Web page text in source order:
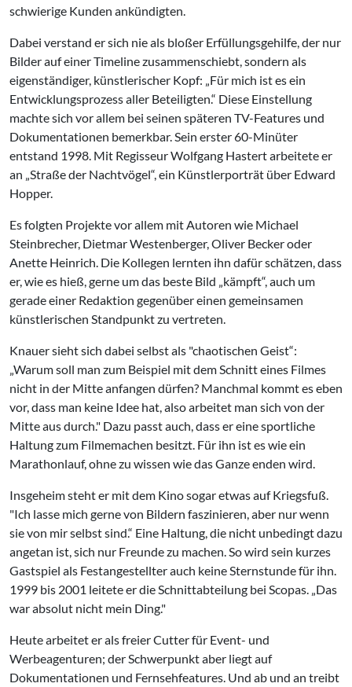
schwierige Kunden ankündigten.
Dabei verstand er sich nie als bloßer Erfüllungsgehilfe, der nur
Bilder auf einer Timeline zusammenschiebt, sondern als
eigenständiger, künstlerischer Kopf: „Für mich ist es ein
Entwicklungsprozess aller Beteiligten.“ Diese Einstellung
machte sich vor allem bei seinen späteren TV-Features und
Dokumentationen bemerkbar. Sein erster 60-Minüter
entstand 1998. Mit Regisseur Wolfgang Hastert arbeitete er
an „Straße der Nachtvögel“, ein Künstlerporträt über Edward
Hopper.
Es folgten Projekte vor allem mit Autoren wie Michael
Steinbrecher, Dietmar Westenberger, Oliver Becker oder
Anette Heinrich. Die Kollegen lernten ihn dafür schätzen, dass
er, wie es hieß, gerne um das beste Bild „kämpft“, auch um
gerade einer Redaktion gegenüber einen gemeinsamen
künstlerischen Standpunkt zu vertreten.
Knauer sieht sich dabei selbst als "chaotischen Geist“:
„Warum soll man zum Beispiel mit dem Schnitt eines Filmes
nicht in der Mitte anfangen dürfen? Manchmal kommt es eben
vor, dass man keine Idee hat, also arbeitet man sich von der
Mitte aus durch." Dazu passt auch, dass er eine sportliche
Haltung zum Filmemachen besitzt. Für ihn ist es wie ein
Marathonlauf, ohne zu wissen wie das Ganze enden wird.
Insgeheim steht er mit dem Kino sogar etwas auf Kriegsfuß.
"Ich lasse mich gerne von Bildern faszinieren, aber nur wenn
sie von mir selbst sind.“ Eine Haltung, die nicht unbedingt dazu
angetan ist, sich nur Freunde zu machen. So wird sein kurzes
Gastspiel als Festangestellter auch keine Sternstunde für ihn.
1999 bis 2001 leitete er die Schnittabteilung bei Scopas. „Das
war absolut nicht mein Ding."
Heute arbeitet er als freier Cutter für Event- und
Werbeagenturen; der Schwerpunkt aber liegt auf
Dokumentationen und Fernsehfeatures. Und ab und an treibt